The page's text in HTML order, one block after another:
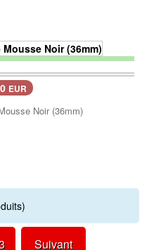
EUR
Noir (36mm)
Suivant